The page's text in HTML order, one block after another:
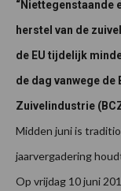
“Niettegenstaande
herstel van de
de EU tijdelijk
de dag vanwege
Zuivelindustrie
Midden juni is
jaarvergadering
Op vrijdag 10 juni